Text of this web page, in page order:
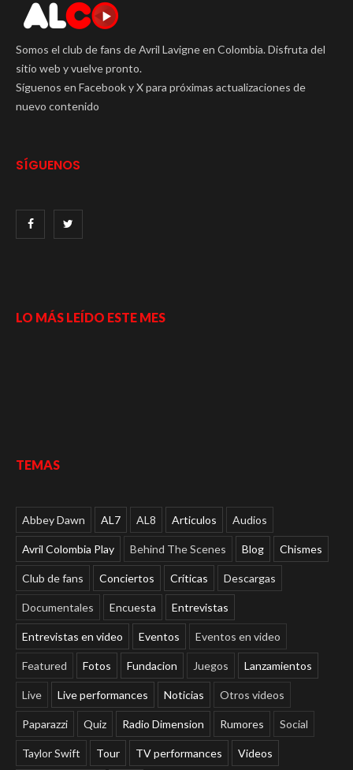
Somos el club de fans de Avril Lavigne en Colombia. Disfruta del
sitio web y vuelve pronto.
Síguenos en Facebook y X para próximas actualizaciones de
nuevo contenido
SÍGUENOS
LO MÁS LEÍDO ESTE MES
TEMAS
Abbey Dawn AL7 AL8 Articulos Audios
Avril Colombia Play Behind The Scenes Blog Chismes
Club de fans Conciertos Críticas Descargas
Documentales Encuesta Entrevistas
Entrevistas en video Eventos Eventos en video
Featured Fotos Fundacion Juegos Lanzamientos
Live Live performances Noticias Otros videos
Paparazzi Quiz Radio Dimension Rumores Social
Taylor Swift Tour TV performances Videos